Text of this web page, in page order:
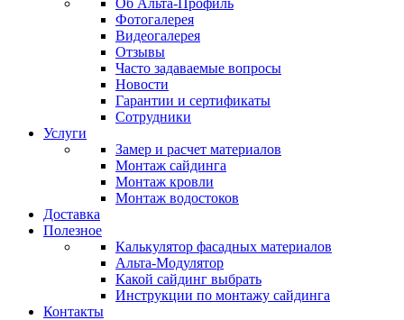
Об Альта-Профиль
Фотогалерея
Видеогалерея
Отзывы
Часто задаваемые вопросы
Новости
Гарантии и сертификаты
Сотрудники
Услуги
Замер и расчет материалов
Монтаж сайдинга
Монтаж кровли
Монтаж водостоков
Доставка
Полезное
Калькулятор фасадных материалов
Альта-Модулятор
Какой сайдинг выбрать
Инструкции по монтажу сайдинга
Контакты